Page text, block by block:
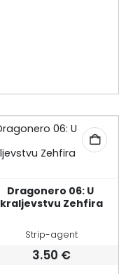
Dragonero 06: U
kraljevstvu Zehfira
Strip-agent
3.50 €